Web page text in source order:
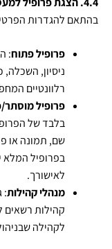
בהתאם להגדרות
פרופיל פתוח:
ניסיון, השכלה,
רלוונטיים
פרופיל
בלבד של
שם, תמונה או
בפרופיל
לאישורך.
מנהלי קהילות:
קהילות
לקהילה